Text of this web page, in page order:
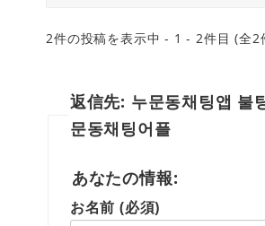
2件の投稿を表示中 - 1 - 2件目 (全2
返信先: 누문동채팅앱 불
문동채팅어플
あなたの情報:
お名前 (必須)